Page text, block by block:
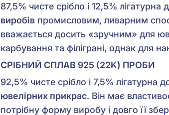
87,5% чисте срібло і 12,5% лігатурна
виробівпромисловим, ливарним
вважається досить «зручним» для
карбування та філіграні, однак для
СРІБНИЙ СПЛАВ 925 (22K) ПРОБИ
92,5% чисте срібло і 7,5%
ювелірних прикрас. Він має
потрібну форму виробу і довго її